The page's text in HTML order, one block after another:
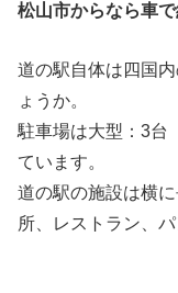
松山市からなら車
道の駅自体は四国
ょうか。
駐車場は大型：3
ています。
道の駅の施設は横
所、レストラン、